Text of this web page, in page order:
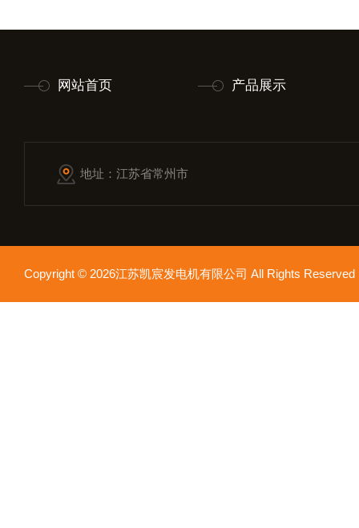
网站首页 产品展示
地址：江苏省常州市
Copyright © 2026江苏凯宸发电机有限公司 All Rights